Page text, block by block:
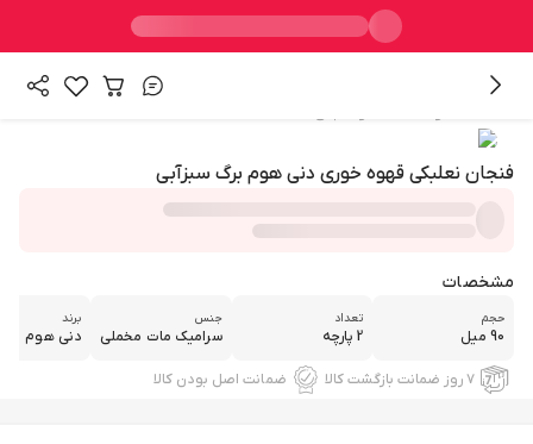
فنجان نعلبکی قهوه خوری دنی هوم برگ سبزآبی
مشخصات
حجم
90 میل
تعداد
2 پارچه
جنس
سرامیک مات مخملی
برند
دنی هوم
۷ روز ضمانت بازگشت کالا ضمانت اصل بودن کالا